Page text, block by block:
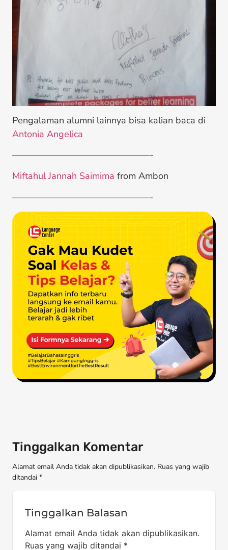
Pengalaman alumni lainnya bisa kalian baca di
Antonia Angelica
———————————————-
Miftahul Jannah Saimima from Ambon
———————————————-
Tinggalkan Komentar
Alamat email Anda tidak akan dipublikasikan. Ruas yang wajib
ditandai *
Tinggalkan Balasan
Alamat email Anda tidak akan dipublikasikan.
Ruas yang wajib ditandai *